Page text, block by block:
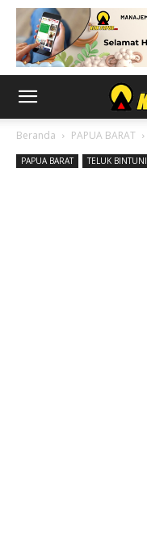
Beranda PAPUA BARAT
PAPUA BARAT TELUK BINTUNI